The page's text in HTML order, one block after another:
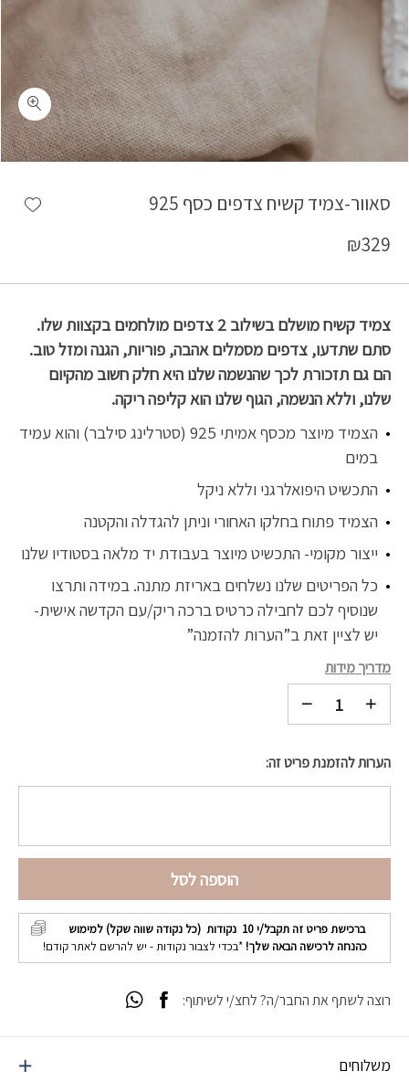
סאוור-צמיד קשיח צדפים כסף 925
₪329
צמיד קשיח מושלם בשילוב 2 צדפים מולחמים בקצוות שלו.
סתם שתדעו, צדפים מסמלים אהבה, פוריות, הגנה ומזל טוב.
הם גם תזכורת לכך שהנשמה שלנו היא חלק חשוב מהקיום
שלנו, וללא הנשמה, הגוף שלנו הוא קליפה ריקה.
הצמיד מיוצר מכסף אמיתי 925 (סטרלינג סילבר) והוא עמיד
במים
התכשיט היפואלרגני וללא ניקל
הצמיד פתוח בחלקו האחורי וניתן להגדלה והקטנה
ייצור מקומי- התכשיט מיוצר בעבודת יד מלאה בסטודיו שלנו
כל הפריטים שלנו נשלחים באריזת מתנה. במידה ותרצו
שנוסיף לכם לחבילה כרטיס ברכה ריק/עם הקדשה אישית-
יש לציין זאת ב”הערות להזמנה”
מדריך מידות
הערות להזמנת פריט זה:
הוספה לסל
ברכישת פריט זה תקבל/י10 נקודות (כל נקודה שווה שקל) למימוש
כהנחה לרכישה הבאה שלך! *בכדי לצבור נקודות - יש להרשם לאתר קודם!
משלוחים
רוצה לשתף את החבר/ה? לחצ/י לשיתוף: